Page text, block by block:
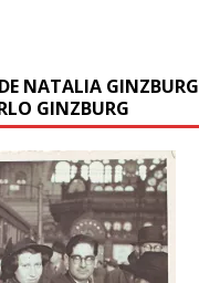
NATALIA GINZBURG
GINZBURG